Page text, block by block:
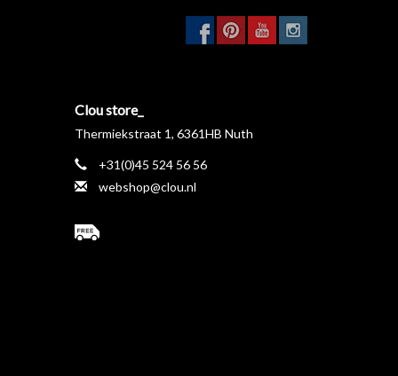
Clou store_
Thermiekstraat 1, 6361HB Nuth
+31(0)45 524 56 56
webshop@clou.nl